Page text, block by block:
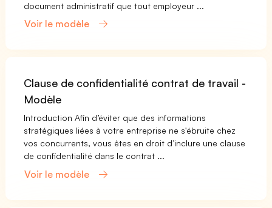
document administratif que tout employeur ...
Voir le modèle
Clause de confidentialité contrat de travail -
Modèle
Introduction Afin d’éviter que des informations
stratégiques liées à votre entreprise ne s'ébruite chez
vos concurrents, vous êtes en droit d’inclure une clause
de confidentialité dans le contrat ...
Voir le modèle